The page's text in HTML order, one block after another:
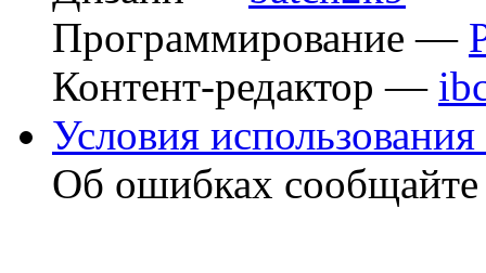
Программирование —
Контент-редактор —
Условия использования
Об ошибках